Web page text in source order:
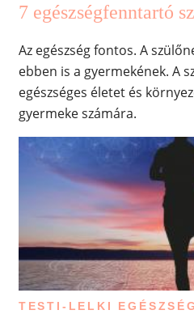
7 egészségfenntartó
Az egészség fontos. A
ebben is a gyermekének. A
egészséges életet és
gyermeke számára.
TESTI-LELKI EGÉSZSÉG